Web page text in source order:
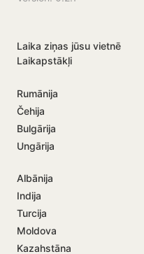
Laika ziņas jūsu vietnē
Laikapstākļi
Rumānija
Čehija
Bulgārija
Ungārija
Albānija
Indija
Turcija
Moldova
Kazahstāna